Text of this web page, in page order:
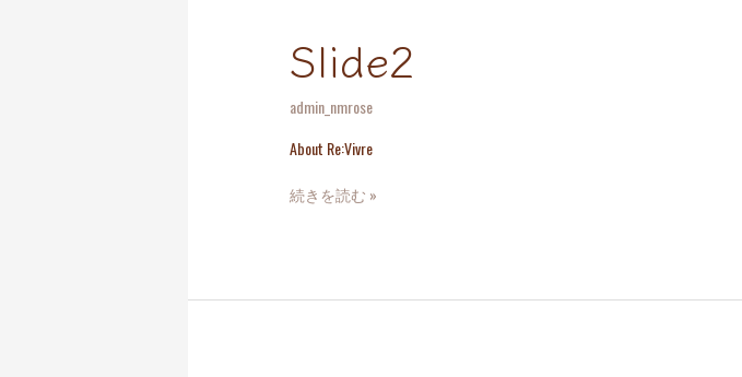
Slide2
admin_nmrose
About Re:Vivre
slide2
続きを読む »